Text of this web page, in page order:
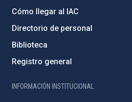
Cómo llegar al IAC
Directorio de personal
Biblioteca
Registro general
INFORMACIÓN INSTITUCIONAL